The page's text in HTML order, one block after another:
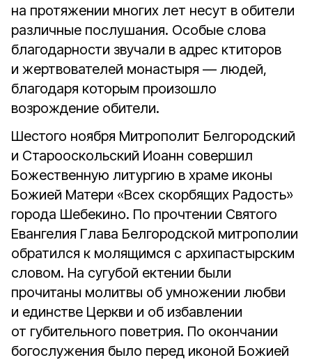
на протяжении многих лет несут в обители
различные послушания. Особые слова
благодарности звучали в адрес ктиторов
и жертвователей монастыря — людей,
благодаря которым произошло
возрождение обители.
Шестого ноября Митрополит Белгородский
и Старооскольский Иоанн совершил
Божественную литургию в храме иконы
Божией Матери «Всех скорбящих Радость»
города Шебекино. По прочтении Святого
Евангелия Глава Белгородской митрополии
обратился к молящимся с архипастырским
словом. На сугубой ектении были
прочитаны молитвы об умножении любви
и единстве Церкви и об избавлении
от губительного поветрия. По окончании
богослужения было перед иконой Божией